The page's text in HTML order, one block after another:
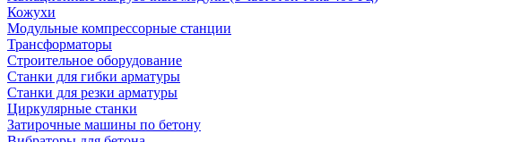
Кожухи
Модульные компрессорные станции
Трансформаторы
Строительное оборудование
Станки для гибки арматуры
Станки для резки арматуры
Циркулярные станки
Затирочные машины по бетону